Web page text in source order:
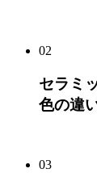
02
セラミ
色の違
03